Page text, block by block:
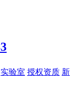
实验室 授权资质 新